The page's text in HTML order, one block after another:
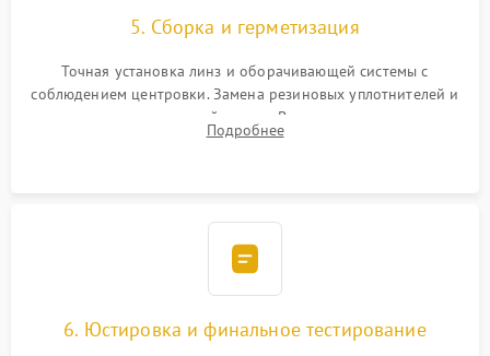
5. Сборка и герметизация
Точная установка линз и оборачивающей системы с
соблюдением центровки. Замена резиновых уплотнителей и
нанесение влагозащитной смазки. Вакуумирование корпуса
и заполнение его осушенным азотом или аргоном для
Подробнее
6. Юстировка и финальное тестирование